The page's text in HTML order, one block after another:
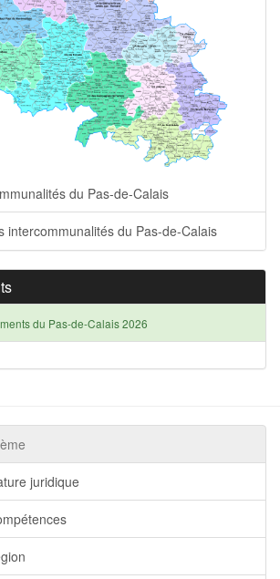
du Pas-de-Calais
intercommunalités du Pas-de-Calais
du Pas-de-Calais 2026
juridique